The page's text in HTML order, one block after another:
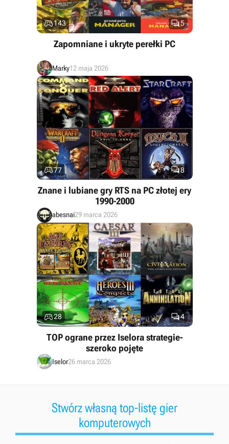
5
143
Zapomniane i ukryte perełki PC
Marky12 maja 2026
8
77
Znane i lubiane gry RTS na PC złotej ery
1990-2000
abesnai29 marca 2026
4
28
TOP ograne przez Iselora strategie-
szeroko pojęte
Iselor26 marca 2026
Stwórz własną top-listę gier
komputerowych